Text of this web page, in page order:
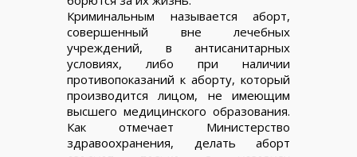
Криминальным называется аборт,
совершенный вне лечебных
учреждений, в антисанитарных
условиях, либо при наличии
противопоказаний к аборту, который
производится лицом, не имеющим
высшего медицинского образования.
Как отмечает Министерство
здравоохранения, делать аборт